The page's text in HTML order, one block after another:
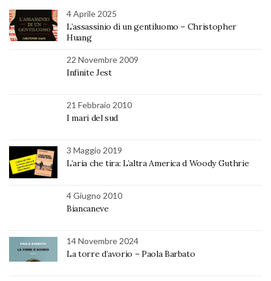
4 Aprile 2025
L’assassinio di un gentiluomo – Christopher
Huang
22 Novembre 2009
Infinite Jest
21 Febbraio 2010
I mari del sud
3 Maggio 2019
L’aria che tira: L’altra America d Woody Guthrie
4 Giugno 2010
Biancaneve
14 Novembre 2024
La torre d’avorio – Paola Barbato